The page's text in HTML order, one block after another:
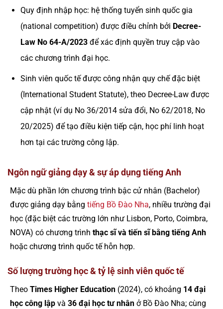
Quy định nhập học: hệ thống tuyển sinh quốc gia
(national competition) được điều chỉnh bởi Decree-
Law No 64-A/2023để xác định quyền truy cập vào
các chương trình đại học.
Sinh viên quốc tế được công nhận quy chế đặc biệt
(International Student Statute), theo Decree-Law được
cập nhật (ví dụ No 36/2014 sửa đổi, No 62/2018, No
20/2025) để tạo điều kiện tiếp cận, học phí linh hoạt
hơn tại các trường công lập.
Ngôn ngữ giảng dạy & sự áp dụng tiếng Anh
Mặc dù phần lớn chương trình bậc cử nhân (Bachelor)
được giảng dạy bằng tiếng Bồ Đào Nha, nhiều trường đại
học (đặc biệt các trường lớn như Lisbon, Porto, Coimbra,
NOVA) có chương trình thạc sĩ và tiến sĩ bằng tiếng Anh
hoặc chương trình quốc tế hỗn hợp.
Số lượng trường học & tỷ lệ sinh viên quốc tế
Theo Times Higher Education (2024), có khoảng 14 đại
học công lập và 36 đại học tư nhân ở Bồ Đào Nha; cùng